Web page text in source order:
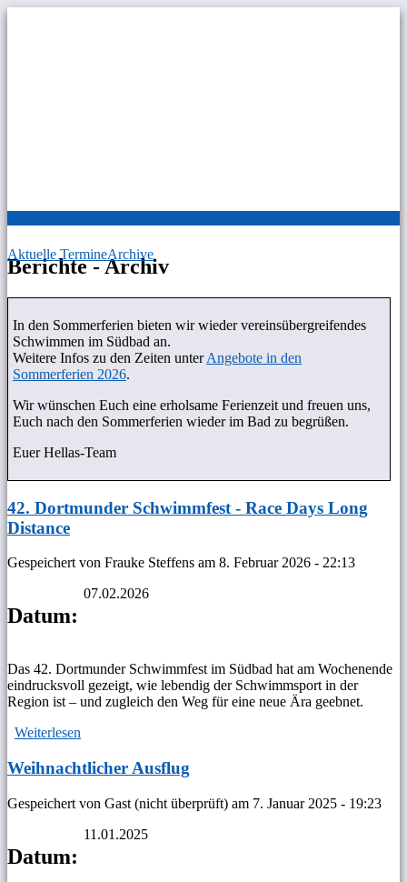
Aktuelle TermineArchive
Berichte - Archiv
In den Sommerferien bieten wir wieder vereinsübergreifendes
Schwimmen im Südbad an.
Weitere Infos zu den Zeiten unterAngebote in den
Sommerferien 2026.
Wir wünschen Euch eine erholsame Ferienzeit und freuen uns,
Euch nach den Sommerferien wieder im Bad zu begrüßen.
Euer Hellas-Team
42. Dortmunder Schwimmfest - Race Days Long
Distance
Gespeichert von Frauke Steffens am 8. Februar 2026 - 22:13
Datum:
07.02.2026
Das 42. Dortmunder Schwimmfest im Südbad hat am Wochenende
eindrucksvoll gezeigt, wie lebendig der Schwimmsport in der
Region ist – und zugleich den Weg für eine neue Ära geebnet.
Weiterlesen
Weihnachtlicher Ausflug
Gespeichert von Gast (nicht überprüft) am 7. Januar 2025 - 19:23
Datum:
11.01.2025